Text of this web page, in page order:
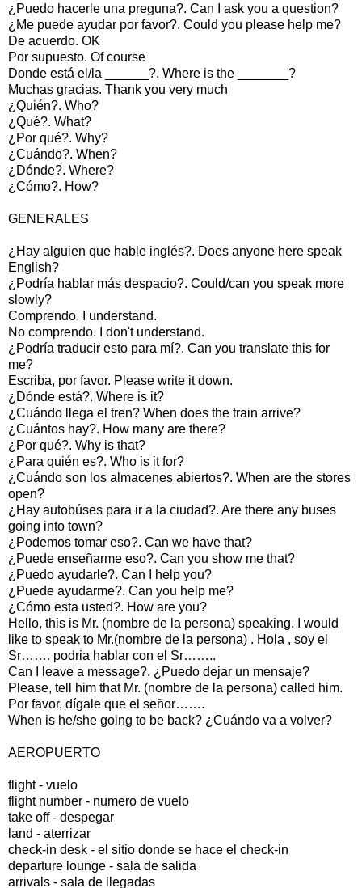
¿Puedo hacerle una preguna?. Can I ask you a question?
¿Me puede ayudar por favor?. Could you please help me?
De acuerdo. OK
Por supuesto. Of course
Donde está el/la ______?. Where is the _______?
Muchas gracias. Thank you very much
¿Quién?. Who?
¿Qué?. What?
¿Por qué?. Why?
¿Cuándo?. When?
¿Dónde?. Where?
¿Cómo?. How?
GENERALES
¿Hay alguien que hable inglés?. Does anyone here speak
English?
¿Podría hablar más despacio?. Could/can you speak more
slowly?
Comprendo. I understand.
No comprendo. I don't understand.
¿Podría traducir esto para mí?. Can you translate this for
me?
Escriba, por favor. Please write it down.
¿Dónde está?. Where is it?
¿Cuándo llega el tren? When does the train arrive?
¿Cuántos hay?. How many are there?
¿Por qué?. Why is that?
¿Para quién es?. Who is it for?
¿Cuándo son los almacenes abiertos?. When are the stores
open?
¿Hay autobúses para ir a la ciudad?. Are there any buses
going into town?
¿Podemos tomar eso?. Can we have that?
¿Puede enseñarme eso?. Can you show me that?
¿Puedo ayudarle?. Can I help you?
¿Puede ayudarme?. Can you help me?
¿Cómo esta usted?. How are you?
Hello, this is Mr. (nombre de la persona) speaking. I would
like to speak to Mr.(nombre de la persona) . Hola , soy el
Sr……. podria hablar con el Sr……..
Can I leave a message?. ¿Puedo dejar un mensaje?
Please, tell him that Mr. (nombre de la persona) called him.
Por favor, dígale que el señor…….
When is he/she going to be back? ¿Cuándo va a volver?
AEROPUERTO
flight - vuelo
flight number - numero de vuelo
take off - despegar
land - aterrizar
check-in desk - el sitio donde se hace el check-in
departure lounge - sala de salida
arrivals - sala de llegadas